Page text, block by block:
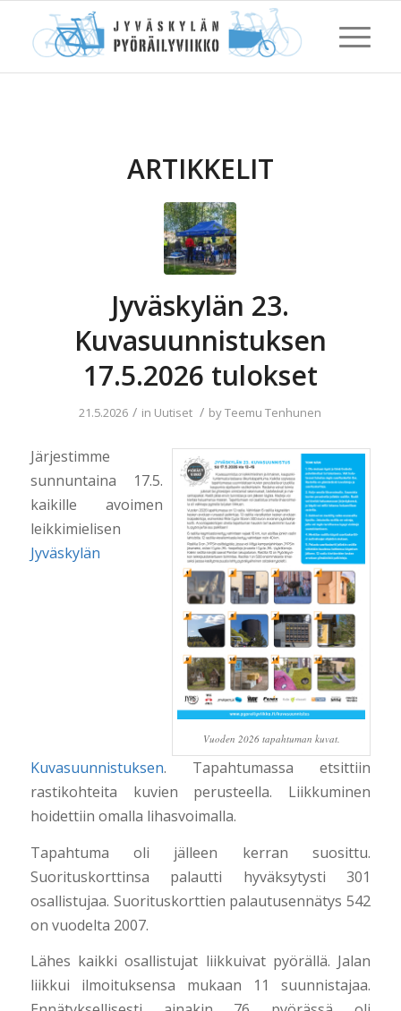
ARTIKKELIT
Jyväskylän 23.
Kuvasuunnistuksen
17.5.2026 tulokset
21.5.2026 / in Uutiset / byTeemu Tenhunen
Vuoden 2026 tapahtuman kuvat.
Järjestimme
sunnuntaina 17.5.
kaikille avoimen
leikkimielisen
Jyväskylän
Kuvasuunnistuksen. Tapahtumassa etsittiin
rastikohteita kuvien perusteella. Liikkuminen
hoidettiin omalla lihasvoimalla.
Tapahtuma oli jälleen kerran suosittu.
Suorituskorttinsa palautti hyväksytysti 301
osallistujaa. Suorituskorttien palautusennätys 542
on vuodelta 2007.
Lähes kaikki osallistujat liikkuivat pyörällä. Jalan
liikkui ilmoituksensa mukaan 11 suunnistajaa.